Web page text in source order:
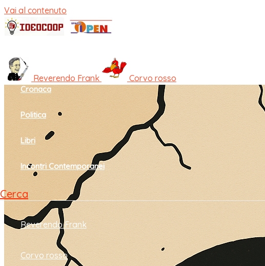
Vai al contenuto
Cultura e società
Cronaca
Politica
Libri
Incontri Contemporanei
Cerca
Reverendo Frank
Corvo rosso
Reverendo Frank Corvo rosso